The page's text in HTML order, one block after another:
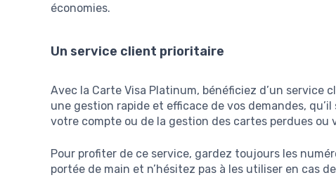
économies.
Un service client prioritaire
Avec la Carte Visa Platinum, bénéficiez d’un service
une gestion rapide et efficace de vos demandes, qu’il
votre compte ou de la gestion des cartes perdues ou
Pour profiter de ce service, gardez toujours les
portée de main et n’hésitez pas à les utiliser en cas